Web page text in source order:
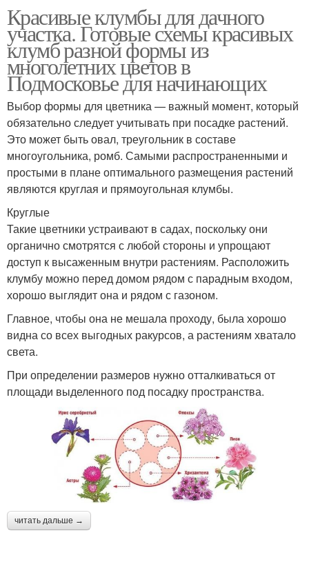
Цветник на даче
Клумбы на дачном
Вертикальные клумбы Кольцевая клумба
Клумбы во дворе Клумбы для цветов
Декоративные клумбы Цветочные клумбы
Идеи для клумбы Клумбы перед домом
Клумбы на участке Применение на клумбе
Клумбы из
многолетников
Многолетний клумба
Красивые клумбы для дачного
участка. Готовые схемы красивых
клумб разной формы из
многолетних цветов в
Подмосковье для начинающих
Выбор формы для цветника — важный момент, который
обязательно следует учитывать при посадке растений.
Это может быть овал, треугольник в составе
многоугольника, ромб. Самыми распространенными и
простыми в плане оптимального размещения растений
являются круглая и прямоугольная клумбы.
Круглые
Такие цветники устраивают в садах, поскольку они
органично смотрятся с любой стороны и упрощают
доступ к высаженным внутри растениям. Расположить
клумбу можно перед домом рядом с парадным входом,
хорошо выглядит она и рядом с газоном.
Главное, чтобы она не мешала проходу, была хорошо
видна со всех выгодных ракурсов, а растениям хватало
света.
При определении размеров нужно отталкиваться от
площади выделенного под посадку пространства.
читать дальше →